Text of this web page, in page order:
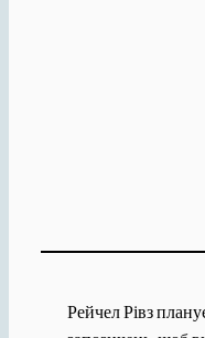
Рейчел Рівз